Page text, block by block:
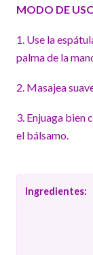
MODO DE
1. Use la
palma de la
2. Masajea
3. Enjuaga bien
el bálsamo.
Ingredientes: